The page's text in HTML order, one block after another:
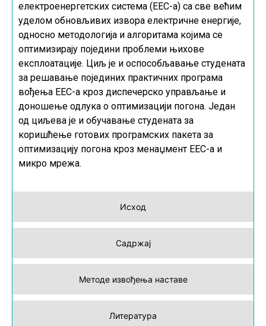
Исход
Садржај
Методе извођења наставе
Литература
електроенергетских система (ЕЕС-а) са све већим
уделом обновљивих извора електричне енергије,
односно методологија и алгоритама којима се
оптимизирају поједини проблеми њихове
експлоатације. Циљ је и оспособљавање студената
за решавање појединих практичних програма
вођења ЕЕС-а кроз диспечерско управљање и
доношење одлука о оптимизацији погона. Један
од циљева је и обучавање студената за
коришћење готових програмских пакета за
оптимизацију погона кроз менаџмент ЕЕС-а и
микро мрежа.